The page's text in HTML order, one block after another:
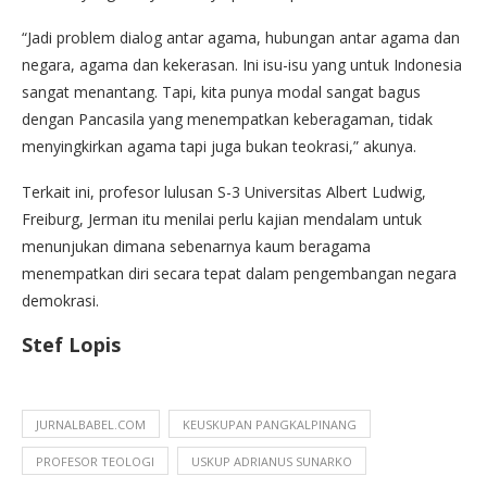
“Jadi problem dialog antar agama, hubungan antar agama dan
negara, agama dan kekerasan. Ini isu-isu yang untuk Indonesia
sangat menantang. Tapi, kita punya modal sangat bagus
dengan Pancasila yang menempatkan keberagaman, tidak
menyingkirkan agama tapi juga bukan teokrasi,” akunya.
Terkait ini, profesor lulusan S-3 Universitas Albert Ludwig,
Freiburg, Jerman itu menilai perlu kajian mendalam untuk
menunjukan dimana sebenarnya kaum beragama
menempatkan diri secara tepat dalam pengembangan negara
demokrasi.
Stef Lopis
JURNALBABEL.COM KEUSKUPAN PANGKALPINANG
PROFESOR TEOLOGI USKUP ADRIANUS SUNARKO